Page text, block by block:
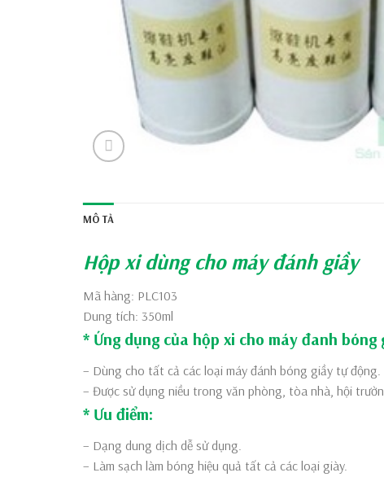
MÔ TẢ
Hộp xi dùng cho máy đánh giầy
Mã hàng: PLC103
Dung tích: 350ml
* Ứng dụng của hộp xi cho máy đanh bóng
– Dùng cho tất cả các loại máy đánh bóng giầy tự động.
– Được sử dụng niều trong văn phòng, tòa nhà, hội
* Ưu điểm:
– Dạng dung dịch dễ sử dụng.
– Làm sạch làm bóng hiệu quả tất cả các loại giày.